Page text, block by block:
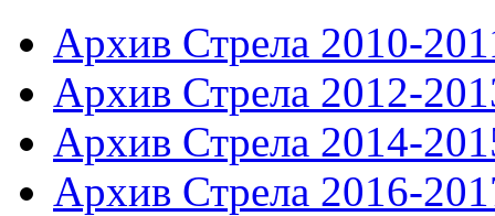
Архив Стрела 2010-
Архив Стрела 2012-
Архив Стрела 2014-
Архив Стрела 2016-